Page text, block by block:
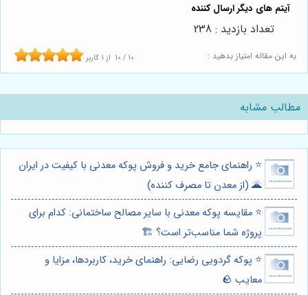
به این مقاله امتیاز بدهید : 10 / 10 از 1 کاربر
تعداد بازدید : 238
مطالب مشابه
⭐️ راهنمای جامع خرید و فروش پوکه معدنی با کیفیت در ایران
🌋 (از معدن تا مصرف کننده)
⭐️ مقایسه پوکه معدنی با سایر مصالح ساختمانی: کدام برای
پروژه شما مناسب‌تر است؟ 🏗️
⭐️ پوکه گردویی رضایی: راهنمای خرید، کاربردها، مزایا و
معایب 🪨